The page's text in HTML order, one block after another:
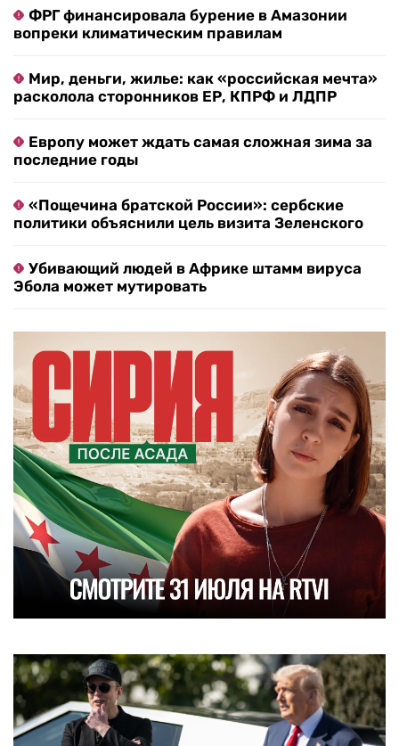
ФРГ финансировала бурение в Амазонии
вопреки климатическим правилам
Мир, деньги, жилье: как «российская мечта»
расколола сторонников ЕР, КПРФ и ЛДПР
Европу может ждать самая сложная зима за
последние годы
«Пощечина братской России»: сербские
политики объяснили цель визита Зеленского
Убивающий людей в Африке штамм вируса
Эбола может мутировать